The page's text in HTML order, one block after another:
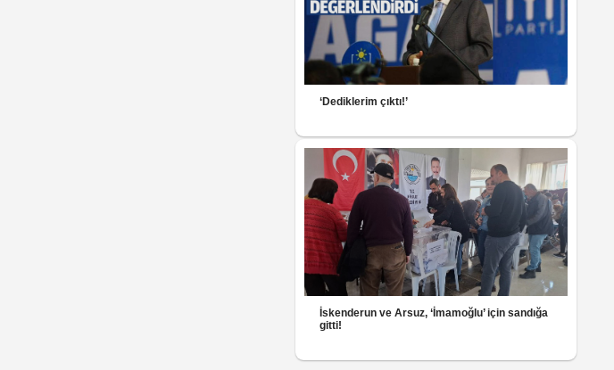
‘Dediklerim çıktı!’
İskenderun ve Arsuz, ‘İmamoğlu’ için sandığa
gitti!